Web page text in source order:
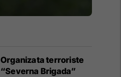
Organizata terroriste
“Severna Brigada”